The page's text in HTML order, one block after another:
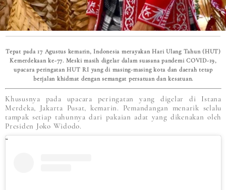
Tepat pada 17 Agustus kemarin, Indonesia merayakan Hari Ulang Tahun (HUT)
Kemerdekaan ke-77. Meski masih digelar dalam suasana pandemi COVID-19,
upacara peringatan HUT RI yang di masing-masing kota dan daerah tetap
berjalan khidmat dengan semangat persatuan dan kesatuan.
Khususnya pada upacara peringatan yang digelar di Istana
Merdeka, Jakarta Pusat, kemarin. Pemandangan menarik selalu
tampak setiap tahunnya dari pakaian adat yang dikenakan oleh
Presiden Joko Widodo.